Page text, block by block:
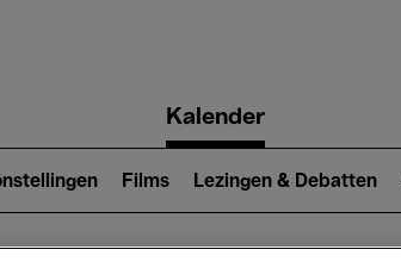
navigationKalender
Films Lezingen & Debatten